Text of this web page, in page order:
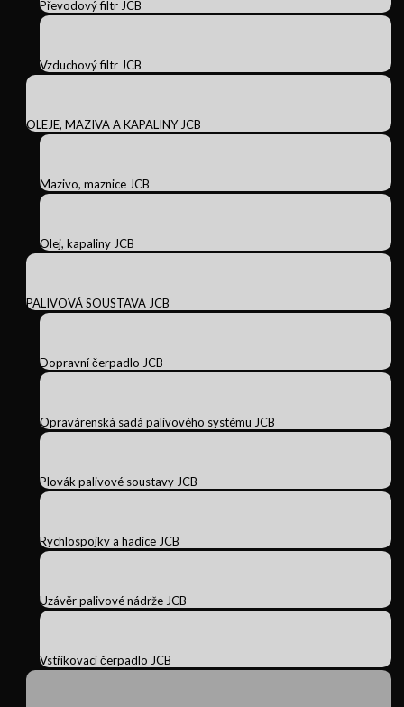
Převodový filtr JCB
Vzduchový filtr JCB
OLEJE, MAZIVA A KAPALINY JCB
Mazivo, maznice JCB
Olej, kapaliny JCB
PALIVOVÁ SOUSTAVA JCB
Dopravní čerpadlo JCB
Opravárenská sadá palivového systému JCB
Plovák palivové soustavy JCB
Rychlospojky a hadice JCB
Uzávěr palivové nádrže JCB
Vstřikovací čerpadlo JCB